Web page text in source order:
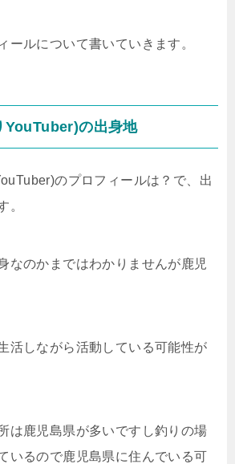
ールについて書いていきます。
YouTuber)の出身地
のプロフィールは？で、出
。
なのかまではわかりませんが鹿児
活しながら活動している可能性が
は鹿児島県が多いですし釣りの場
いるので鹿児島県に住んでいる可